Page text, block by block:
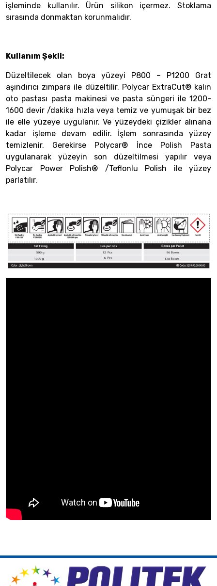
işleminde kullanılır. Ürün silikon içermez. Stoklama
sırasında donmaktan korunmalıdır.
Kullanım Şekli:
Düzeltilecek olan boya yüzeyi P800 – P1200 Grat
aşındırıcı zımpara ile düzeltilir. Polycar ExtraCut® kalın
oto pastası pasta makinesi ve pasta süngeri ile 1200-
1600 devir /dakika hızla veya temiz ve yumuşak bir bez
ile elle yüzeye uygulanır. Ve yüzeydeki çizikler alınana
kadar işleme devam edilir. İşlem sonrasında yüzey
temizlenir. Gerekirse Polycar® İnce Polish Pasta
uygulanarak yüzeyin son düzeltilmesi yapılır veya
Polycar Power Polish® /Teflonlu Polish ile yüzey
parlatılır.